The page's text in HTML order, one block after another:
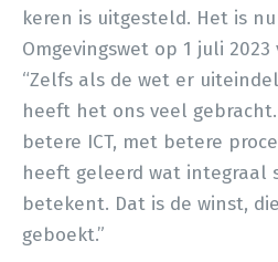
keren is uitgesteld. Het is
Omgevingswet op 1 juli
“Zelfs als de wet er
heeft het ons veel
betere ICT, met betere
heeft geleerd wat integraal
betekent. Dat is de winst,
geboekt.”